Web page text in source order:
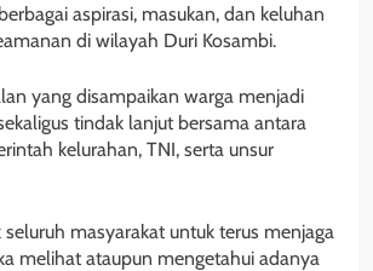
aspirasi, masukan, dan keluhan
di wilayah Duri Kosambi.
yang disampaikan warga menjadi
tindak lanjut bersama antara
kelurahan, TNI, serta unsur
seluruh masyarakat untuk terus menjaga
melihat ataupun mengetahui adanya